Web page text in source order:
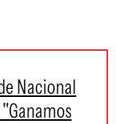
Nacional